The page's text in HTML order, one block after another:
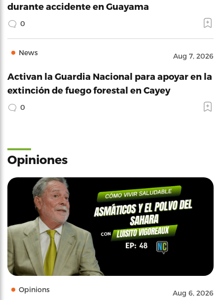
durante accidente en Guayama
0
News Aug 7, 2026
Activan la Guardia Nacional para apoyar en la
extinción de fuego forestal en Cayey
0
Opiniones
Opinions Aug 6, 2026